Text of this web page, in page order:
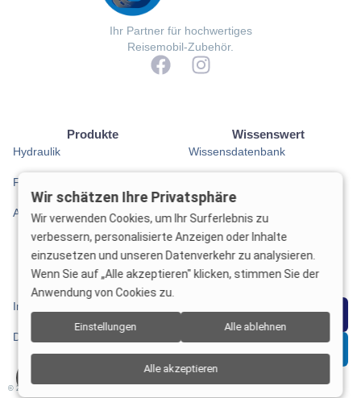
Ihr Partner für hochwertiges
Reisemobil-Zubehör.
Produkte
Hydraulik
Fahrwerkstechnik
Anhängekupplungen
Wissenswert
Wissensdatenbank
Auflastungsrechner
Anhängelast-Rechner
Rechtliches
Impressum
Datenschutz
WhatsApp
© 2026 BJ-Reisemobilwelt
Wir schätzen Ihre Privatsphäre
Wir verwenden Cookies, um Ihr Surferlebnis zu
verbessern, personalisierte Anzeigen oder Inhalte
einzusetzen und unseren Datenverkehr zu analysieren.
Wenn Sie auf „Alle akzeptieren" klicken, stimmen Sie der
Anwendung von Cookies zu.
Einstellungen Alle ablehnen
Alle akzeptieren